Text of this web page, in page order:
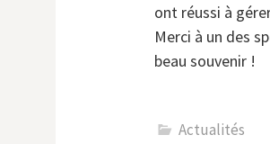
ont réussi à
Merci à un des
beau souvenir !
Actualités